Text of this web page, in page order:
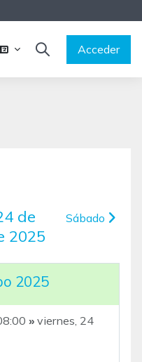
SELECTOR DE
Acceder
de
2025
Sábado
2025
» viernes, 24